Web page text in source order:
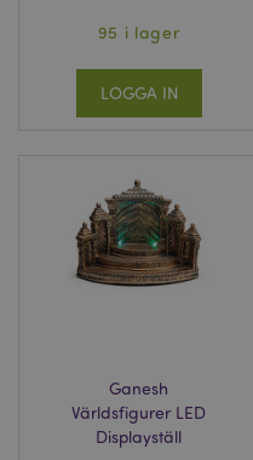
95 i lager
LOGGA IN
Ganesh
Världsfigurer LED
Displayställ